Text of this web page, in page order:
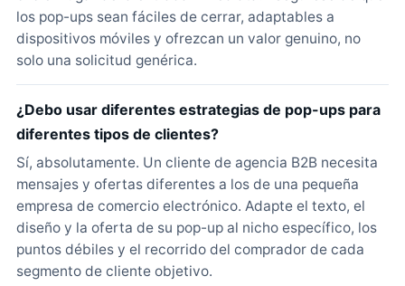
los pop-ups sean fáciles de cerrar, adaptables a
dispositivos móviles y ofrezcan un valor genuino, no
solo una solicitud genérica.
¿Debo usar diferentes estrategias de pop-ups para
diferentes tipos de clientes?
Sí, absolutamente. Un cliente de agencia B2B necesita
mensajes y ofertas diferentes a los de una pequeña
empresa de comercio electrónico. Adapte el texto, el
diseño y la oferta de su pop-up al nicho específico, los
puntos débiles y el recorrido del comprador de cada
segmento de cliente objetivo.